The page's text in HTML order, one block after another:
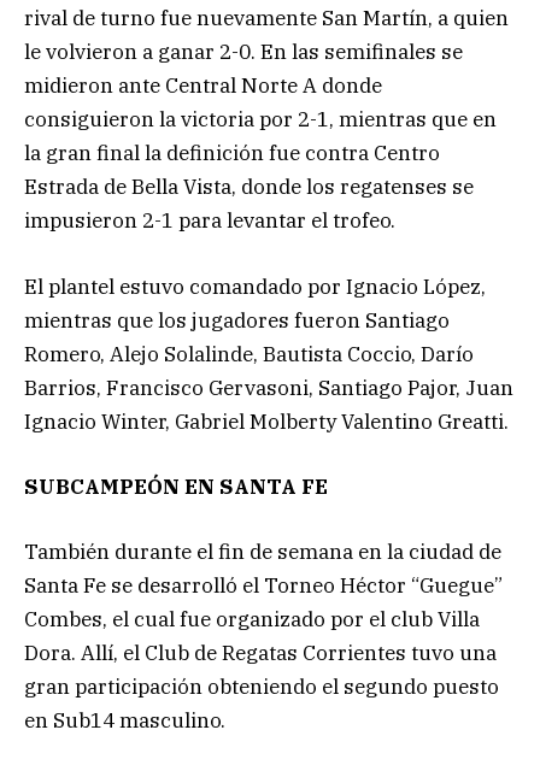
rival de turno fue nuevamente San Martín, a quien
le volvieron a ganar 2-0. En las semifinales se
midieron ante Central Norte A donde
consiguieron la victoria por 2-1, mientras que en
la gran final la definición fue contra Centro
Estrada de Bella Vista, donde los regatenses se
impusieron 2-1 para levantar el trofeo.
El plantel estuvo comandado por Ignacio López,
mientras que los jugadores fueron Santiago
Romero, Alejo Solalinde, Bautista Coccio, Darío
Barrios, Francisco Gervasoni, Santiago Pajor, Juan
Ignacio Winter, Gabriel Molberty Valentino Greatti.
SUBCAMPEÓN EN SANTA FE
También durante el fin de semana en la ciudad de
Santa Fe se desarrolló el Torneo Héctor “Guegue”
Combes, el cual fue organizado por el club Villa
Dora. Allí, el Club de Regatas Corrientes tuvo una
gran participación obteniendo el segundo puesto
en Sub14 masculino.